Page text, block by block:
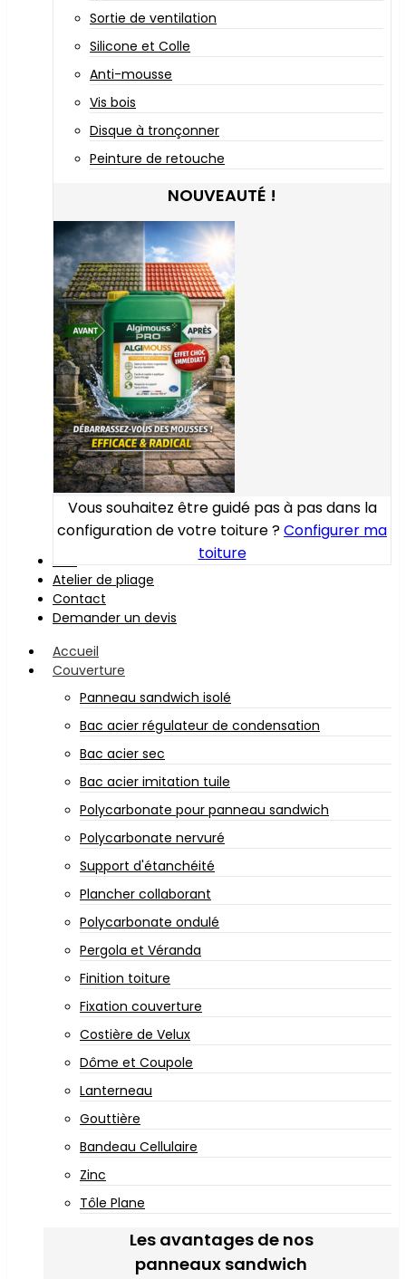
Sortie de ventilation
Silicone et Colle
Anti-mousse
Vis bois
Disque à tronçonner
Peinture de retouche
NOUVEAUTÉ !
Vous souhaitez être guidé pas à pas dans la
configuration de votre toiture ?Configurer ma
toiture
Atelier de pliage
Contact
Demander un devis
Accueil
Couverture
Panneau sandwich isolé
Bac acier régulateur de condensation
Bac acier sec
Bac acier imitation tuile
Polycarbonate pour panneau sandwich
Polycarbonate nervuré
Support d'étanchéité
Plancher collaborant
Polycarbonate ondulé
Pergola et Véranda
Finition toiture
Fixation couverture
Costière de Velux
Dôme et Coupole
Lanterneau
Gouttière
Bandeau Cellulaire
Zinc
Tôle Plane
Les avantages de nos
panneaux sandwich